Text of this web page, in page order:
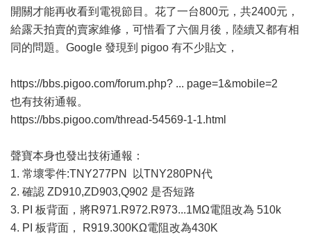
開關才能再收看到電視節目。花了一台800元，共2400元，
給露天拍賣的賣家維修，可惜看了六個月後，陸續又都有相
同的問題。Google 發現到 pigoo 有不少貼文，
https://bbs.pigoo.com/forum.php? ... page=1&mobile=2
也有技術通報。
https://bbs.pigoo.com/thread-54569-1-1.html
聲寶本身也發出技術通報：
1. 常壞零件:TNY277PN 以TNY280PN代
2. 確認 ZD910,ZD903,Q902 是否短路
3. PI 板背面，將R971.R972.R973...1MΩ電阻改為 510k
4. PI 板背面， R919.300KΩ電阻改為430K